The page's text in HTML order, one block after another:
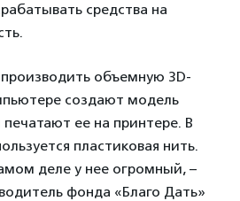
средства на
объемную 3D-
создают модель
ее на принтере. В
пластиковая нить.
деле у нее огромный, –
фонда «Благо Дать»